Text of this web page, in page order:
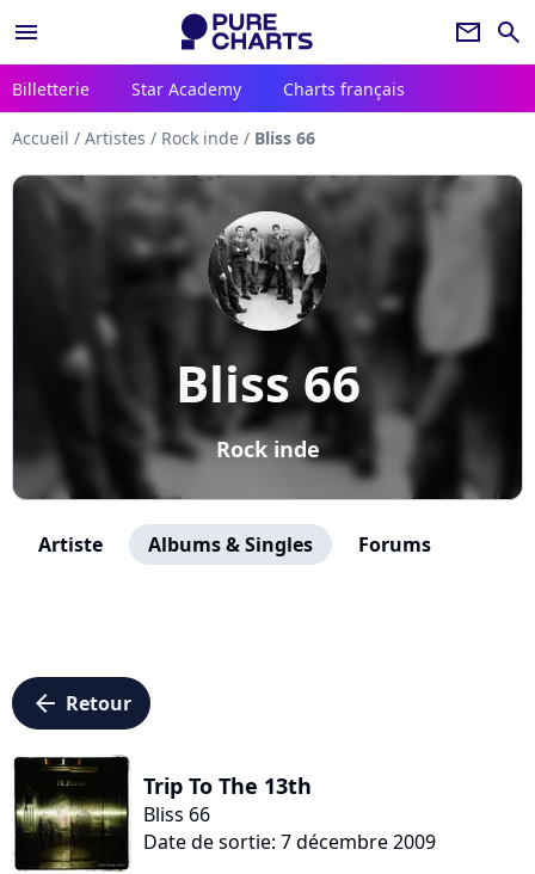
menu newsletter search
Billetterie Star Academy Charts français
Accueil / Artistes / Rock inde / Bliss 66
Bliss 66
Rock inde
Artiste Albums & Singles Forums
arrow_left Retour
Trip To The 13th
Bliss 66
Date de sortie: 7 décembre 2009